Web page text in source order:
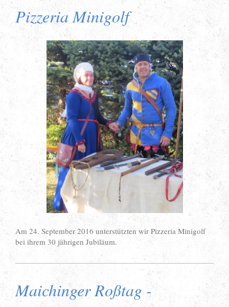
Pizzeria Minigolf
Am 24. September 2016 unterstützten wir Pizzeria Minigolf
bei ihrem 30 jährigen Jubiläum.
Maichinger Roßtag -